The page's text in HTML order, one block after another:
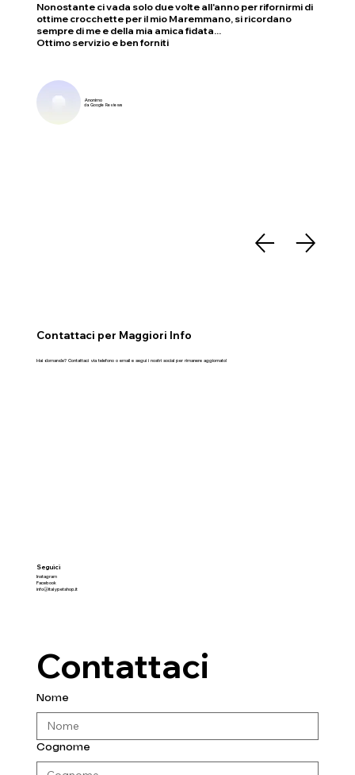
Nonostante ci vada solo due volte all'anno per rifornirmi di
ottime crocchette per il mio Maremmano, si ricordano
sempre di me e della mia amica fidata...
Ottimo servizio e ben forniti
Anonimo
da Google Reviews
Contattaci per Maggiori Info
Hai domande? Contattaci via telefono o email e segui i nostri social per rimanere aggiornato!
Seguici
Instagram
Facebook
info@italypetshop.it
Contattaci
Nome
Cognome